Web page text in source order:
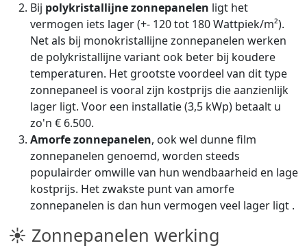
Bij polykristallijne zonnepanelen ligt het
vermogen iets lager (+- 120 tot 180 Wattpiek/m²).
Net als bij monokristallijne zonnepanelen werken
de polykristallijne variant ook beter bij koudere
temperaturen. Het grootste voordeel van dit type
zonnepaneel is vooral zijn kostprijs die aanzienlijk
lager ligt. Voor een installatie (3,5 kWp) betaalt u
zo'n € 6.500.
Amorfe zonnepanelen, ook wel dunne film
zonnepanelen genoemd, worden steeds
populairder omwille van hun wendbaarheid en lage
kostprijs. Het zwakste punt van amorfe
zonnepanelen is dan hun vermogen veel lager ligt .
☀ Zonnepanelen werking